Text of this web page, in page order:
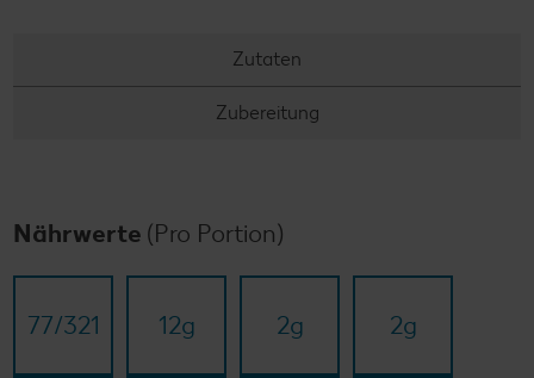
Zutaten
Zubereitung
Nährwerte (Pro Portion)
77/​321 12g 2g 2g